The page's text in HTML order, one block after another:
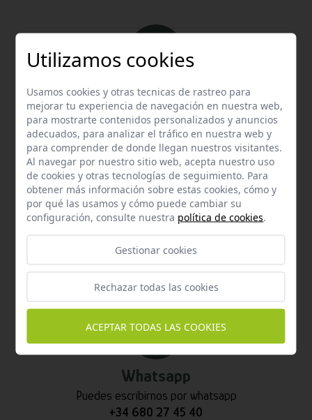
Email
Contacta con nosotros vía email
hola@welovemascotas.com
Contacta con nosotros a través del teléfono
Whatsapp
Puedes escribirnos por whatsapp
+34 680 27 45 40
Utilizamos cookies
Usamos cookies y otras tecnicas de rastreo para
mejorar tu experiencia de navegación en nuestra web,
para mostrarte contenidos personalizados y anuncios
adecuados, para analizar el tráfico en nuestra web y
para comprender de donde llegan nuestros visitantes.
Al navegar por nuestro sitio web, acepta nuestro uso
de cookies y otras tecnologías de seguimiento. Para
obtener más información sobre estas cookies, cómo y
por qué las usamos y cómo puede cambiar su
configuración, consulte nuestra política de cookies.
Gestionar cookies
Rechazar todas las cookies
ACEPTAR TODAS LAS COOKIES